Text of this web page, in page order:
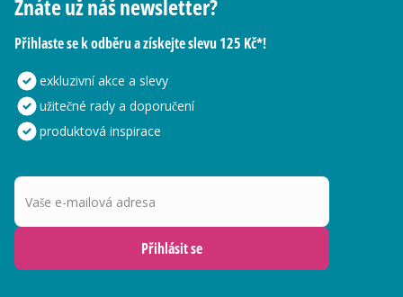
Znáte už náš newsletter?
Přihlaste se k odběru a získejte slevu 125 Kč*!
exkluzivní akce a slevy
užitečné rady a doporučení
produktová inspirace
Vaše e-mailová adresa
Přihlásit se